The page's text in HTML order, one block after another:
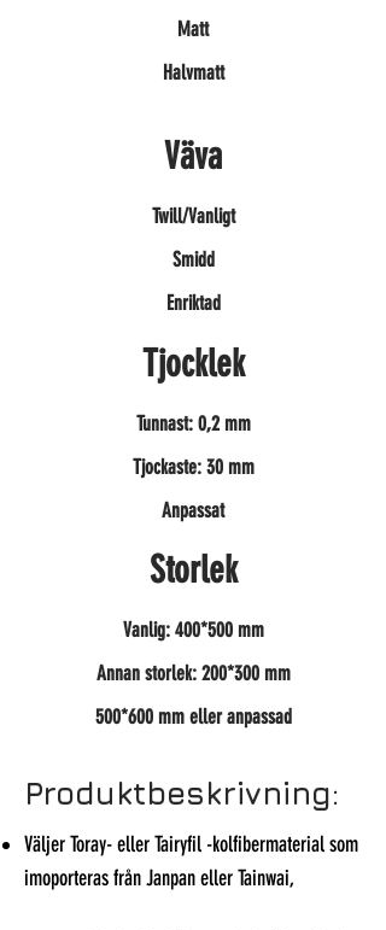
Matt
Halvmatt
Väva
Twill/Vanligt
Smidd
Enriktad
Tjocklek
Tunnast: 0,2 mm
Tjockaste: 30 mm
Anpassat
Storlek
Vanlig: 400*500 mm
Annan storlek: 200*300 mm
500*600 mm eller anpassad
Produktbeskrivning:
Väljer Toray- eller Tairyfil -kolfibermaterial som
imoporteras från Janpan eller Tainwai,